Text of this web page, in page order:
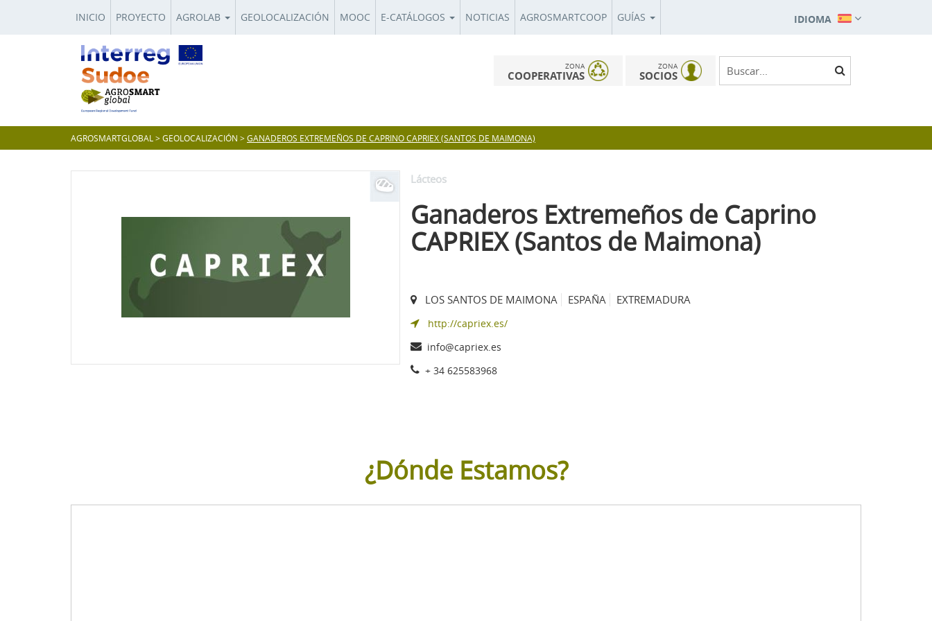
INICIO PROYECTO AGROLAB GEOLOCALIZACIÓN MOOC E-CATÁLOGOS NOTICIAS AGROSMARTCOOP GUÍAS IDIOMA
ZONA
COOPERATIVAS
ZONA
SOCIOS
AGROSMARTGLOBAL >GEOLOCALIZACIÓN >GANADEROS EXTREMEÑOS DE CAPRINO CAPRIEX (SANTOS DE MAIMONA)
Lácteos
Ganaderos Extremeños de Caprino
CAPRIEX (Santos de Maimona)
LOS SANTOS DE MAIMONA ESPAÑA EXTREMADURA
http://capriex.es/
info@capriex.es
+ 34 625583968
¿Dónde Estamos?